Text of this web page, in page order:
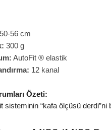
50-56 cm
300 g
AutoFit ® elastik
12 kanal
Özeti:
sisteminin “kafa ölçüsü derdi”ni